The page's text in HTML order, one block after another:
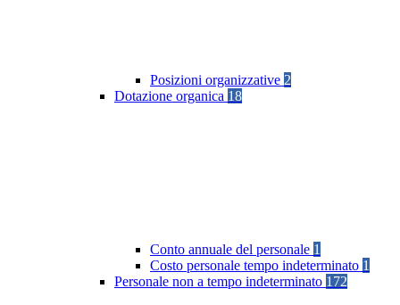
Posizioni organizzative 2
Dotazione organica 18
Conto annuale del personale 1
Costo personale tempo indeterminato 1
Personale non a tempo indeterminato 172